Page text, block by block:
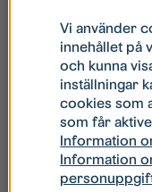
rostfritt
Fläkten finns
Rostfri fläkt
bra med ljus
Easy Clean
hela fläkten,
resten av det
Vi använder
innehållet på
och kunna
inställningar
cookies som
som får
Information
Information